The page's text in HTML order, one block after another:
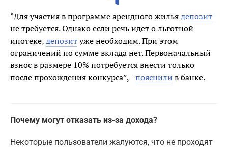
“Для участия в программе арендного жильядепозит
не требуется. Однако если речь идет о льготной
ипотеке,депозитуже необходим. При этом
ограничений по сумме вклада нет. Первоначальный
взнос в размере 10% потребуется внести только
после прохождения конкурса”, –пояснили в банке.
Почему могут отказать из-за дохода?
Некоторые пользователи жалуются, что не проходят